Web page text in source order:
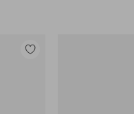
Legg